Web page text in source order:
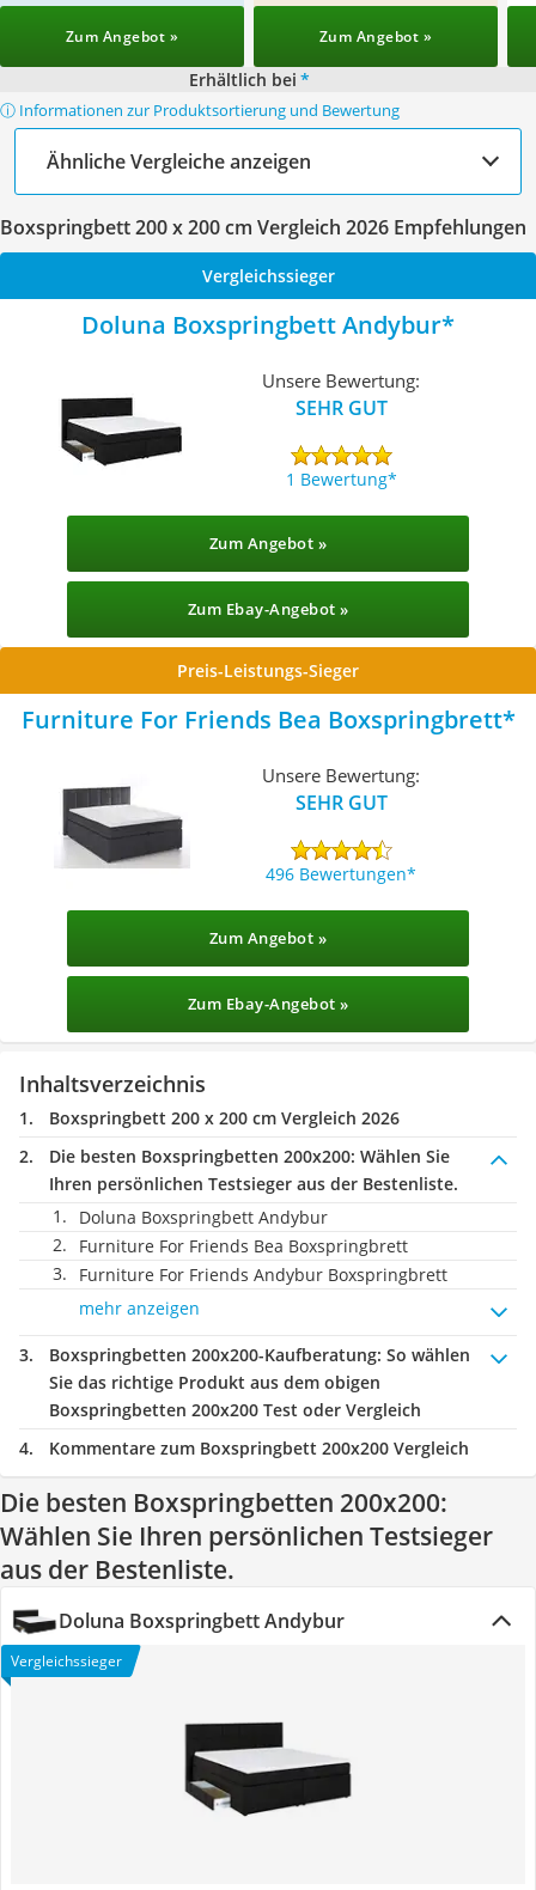
Zum Angebot » Zum Angebot »
Erhältlich bei *
ⓘ Informationen zur Produktsortierung und Bewertung
Ähnliche Vergleiche anzeigen
Boxspringbett 200 x 200 cm Vergleich 2026 Empfehlungen
Vergleichssieger
Doluna Boxspringbett Andybur
Unsere Bewertung:
SEHR GUT
1 Bewertung
Zum Angebot »
Zum Ebay-Angebot »
Preis-Leistungs-Sieger
Furniture For Friends Bea Boxspringbrett
Unsere Bewertung:
SEHR GUT
496 Bewertungen
Zum Angebot »
Zum Ebay-Angebot »
Inhaltsverzeichnis
Boxspringbett 200 x 200 cm Vergleich 2026
Die besten Boxspringbetten 200x200: Wählen Sie
Ihren persönlichen Testsieger aus der Bestenliste.
Doluna Boxspringbett Andybur
Furniture For Friends Bea Boxspringbrett
Furniture For Friends Andybur Boxspringbrett
mehr anzeigen
Boxspringbetten 200x200-Kaufberatung: So wählen
Sie das richtige Produkt aus dem obigen
Boxspringbetten 200x200 Test oder Vergleich
Kommentare zum Boxspringbett 200x200 Vergleich
Die besten Boxspringbetten 200x200:
Wählen Sie Ihren persönlichen Testsieger
aus der Bestenliste.
Doluna Boxspringbett Andybur
Vergleichssieger